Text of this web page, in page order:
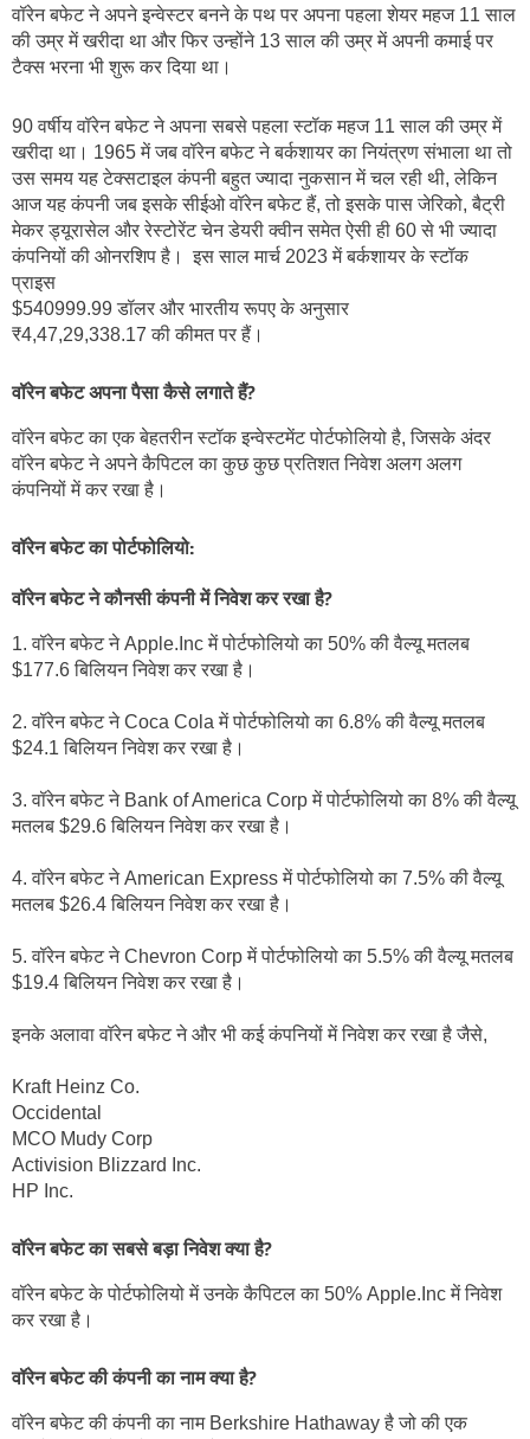
वॉरेन बफेट ने अपने इन्वेस्टर बनने के पथ पर अपना पहला शेयर महज 11 साल
की उम्र में खरीदा था और फिर उन्होंने 13 साल की उम्र में अपनी कमाई पर
टैक्स भरना भी शुरू कर दिया था।
90 वर्षीय वॉरेन बफेट ने अपना सबसे पहला स्टॉक महज 11 साल की उम्र में
खरीदा था। 1965 में जब वॉरेन बफेट ने बर्कशायर का नियंत्रण संभाला था तो
उस समय यह टेक्सटाइल कंपनी बहुत ज्यादा नुकसान में चल रही थी, लेकिन
आज यह कंपनी जब इसके सीईओ वॉरेन बफेट हैं, तो इसके पास जेरिको, बैट्री
मेकर ड्यूरासेल और रेस्टोरेंट चेन डेयरी क्वीन समेत ऐसी ही 60 से भी ज्यादा
कंपनियों की ओनरशिप है।  इस साल मार्च 2023 में बर्कशायर के स्टॉक
प्राइस
$540999.99 डॉलर और भारतीय रूपए के अनुसार
₹4,47,29,338.17 की कीमत पर हैं।
वॉरेन बफेट अपना पैसा कैसे लगाते हैं?
वॉरेन बफेट का एक बेहतरीन स्टॉक इन्वेस्टमेंट पोर्टफोलियो है, जिसके अंदर
वॉरेन बफेट ने अपने कैपिटल का कुछ कुछ प्रतिशत निवेश अलग अलग
कंपनियों में कर रखा है।
वॉरेन बफेट का पोर्टफोलियो:
वॉरेन बफेट ने कौनसी कंपनी में निवेश कर रखा है?
1. वॉरेन बफेट ने Apple.Inc में पोर्टफोलियो का 50% की वैल्यू मतलब
$177.6 बिलियन निवेश कर रखा है।
2. वॉरेन बफेट ने Coca Cola में पोर्टफोलियो का 6.8% की वैल्यू मतलब
$24.1 बिलियन निवेश कर रखा है।
3. वॉरेन बफेट ने Bank of America Corp में पोर्टफोलियो का 8% की वैल्यू
मतलब $29.6 बिलियन निवेश कर रखा है।
4. वॉरेन बफेट ने American Express में पोर्टफोलियो का 7.5% की वैल्यू
मतलब $26.4 बिलियन निवेश कर रखा है।
5. वॉरेन बफेट ने Chevron Corp में पोर्टफोलियो का 5.5% की वैल्यू मतलब
$19.4 बिलियन निवेश कर रखा है।
इनके अलावा वॉरेन बफेट ने और भी कई कंपनियों में निवेश कर रखा है जैसे,
Kraft Heinz Co.
Occidental
MCO Mudy Corp
Activision Blizzard Inc.
HP Inc.
वॉरेन बफेट का सबसे बड़ा निवेश क्या है?
वॉरेन बफेट के पोर्टफोलियो में उनके कैपिटल का 50% Apple.Inc में निवेश
कर रखा है।
वॉरेन बफेट की कंपनी का नाम क्या है?
वॉरेन बफेट की कंपनी का नाम Berkshire Hathaway है जो की एक